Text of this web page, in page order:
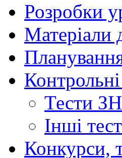
Розробки
Матеріали
Тести
Інші
Конкурси,